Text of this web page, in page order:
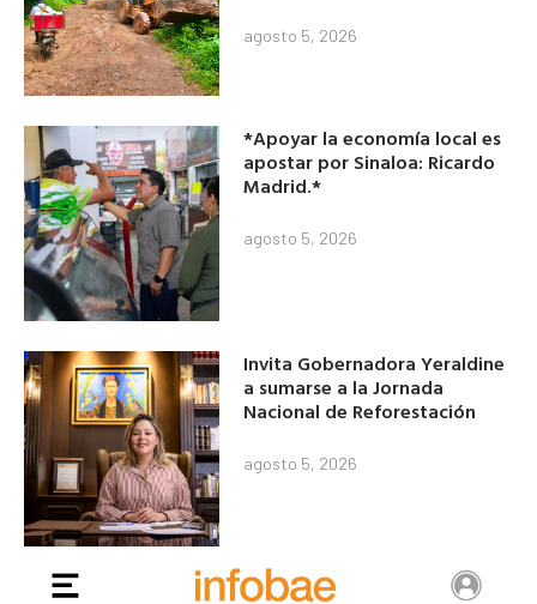
agosto 5, 2026
*Apoyar la economía local es
apostar por Sinaloa: Ricardo
Madrid.*
agosto 5, 2026
Invita Gobernadora Yeraldine
a sumarse a la Jornada
Nacional de Reforestación
agosto 5, 2026